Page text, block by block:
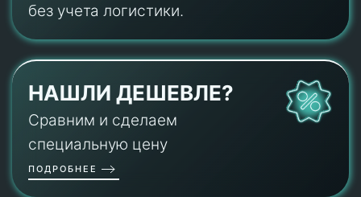
без учета логистики.
НАШЛИ ДЕШЕВЛЕ?
Сравним и сделаем
специальную цену
ПОДРОБНЕЕ